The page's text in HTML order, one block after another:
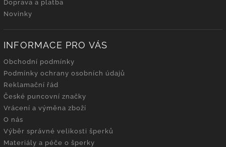
Doprava a platba
Novinky
INFORMACE PRO VÁS
Obchodní podmínky
Podmínky ochrany osobních údajů
Reklamační řád
České puncovní značky
Vrácení a výměna zboží
O nás
Výběr správné velikosti šperků
Materiály a péče o šperky